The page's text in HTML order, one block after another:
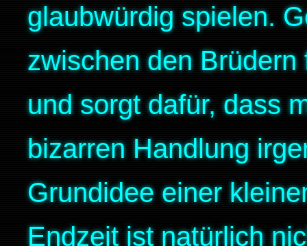
glaubwürdig spielen.
zwischen den
und sorgt dafür, dass
bizarren Handlung
Grundidee einer
Endzeit ist natürlich